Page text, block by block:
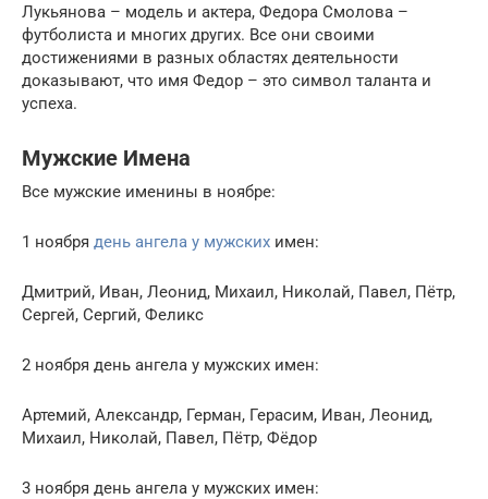
Лукьянова – модель и актера, Федора Смолова –
футболиста и многих других. Все они своими
достижениями в разных областях деятельности
доказывают, что имя Федор – это символ таланта и
успеха.
Мужские Имена
Все мужские именины в ноябре:
1 ноября день ангела у мужских имен:
Дмитрий, Иван, Леонид, Михаил, Николай, Павел, Пётр,
Сергей, Сергий, Феликс
2 ноября день ангела у мужских имен:
Артемий, Александр, Герман, Герасим, Иван, Леонид,
Михаил, Николай, Павел, Пётр, Фёдор
3 ноября день ангела у мужских имен: